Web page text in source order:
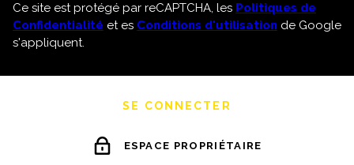
Ce site est protégé par reCAPTCHA, les Politiques de
Confidentialité et es Conditions d'utilisation de Google
s'appliquent.
SE CONNECTER
ESPACE PROPRIÉTAIRE